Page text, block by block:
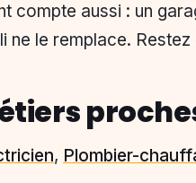
compte aussi : un
ne le remplace.
, Plombier-